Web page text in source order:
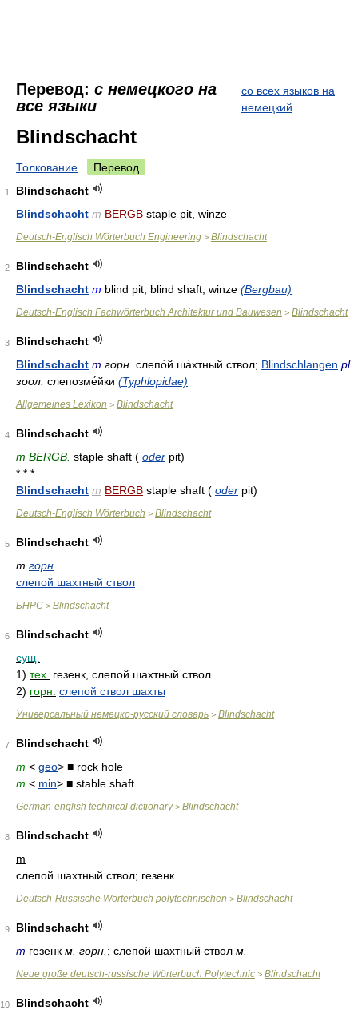
Перевод: с немецкого на
все языки
со всех языков на
немецкий
Blindschacht
Толкование Перевод
1
Blindschacht
Blindschacht m BERGB staple pit, winze
Deutsch-Englisch Wörterbuch Engineering > Blindschacht
2
Blindschacht
Blindschacht m blind pit, blind shaft; winze (Bergbau)
Deutsch-Englisch Fachwörterbuch Architektur und Bauwesen > Blindschacht
3
Blindschacht
Blindschacht m горн. слепо́й ша́хтный ствол; Blindschlangen pl
зоол. слепозме́йки (Typhlopidae)
Allgemeines Lexikon > Blindschacht
4
Blindschacht
m BERGB. staple shaft ( oder pit)
* * *
Blindschacht m BERGB staple shaft ( oder pit)
Deutsch-Englisch Wörterbuch > Blindschacht
5
Blindschacht
m горн
слепой шахтный ствол
БНРС > Blindschacht
6
Blindschacht
сущ.
1) тех. гезенк, слепой шахтный ствол
2) горн. слепой ствол шахты
Универсальный немецко-русский словарь > Blindschacht
7
Blindschacht
m < geo> ■ rock hole
m < min> ■ stable shaft
German-english technical dictionary> Blindschacht
8
Blindschacht
m
слепой шахтный ствол; гезенк
Deutsch-Russische Wörterbuch polytechnischen > Blindschacht
9
Blindschacht
m гезенк м. горн. ; слепой шахтный ствол м.
Neue große deutsch-russische Wörterbuch Polytechnic > Blindschacht
10
Blindschacht